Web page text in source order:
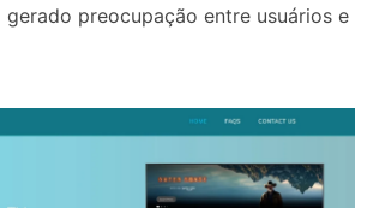
preocupação entre usuários e